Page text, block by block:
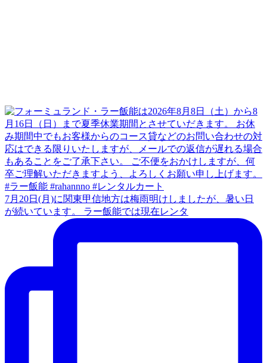
7月20日(月)に関東甲信地方は梅雨明けしましたが、暑い日
が続いています。 ラー飯能では現在レンタ